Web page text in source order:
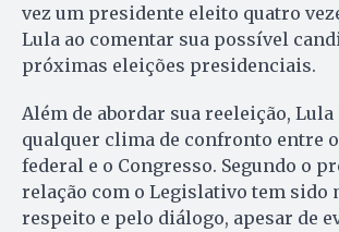
vez um presidente eleito quatro
Lula ao comentar sua possível
próximas eleições presidenciais.
Além de abordar sua reeleição, Lula
qualquer clima de confronto entre
federal e o Congresso. Segundo o
relação com o Legislativo tem sido
respeito e pelo diálogo, apesar de